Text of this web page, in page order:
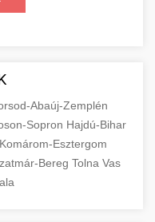
Abaúj-Zemplén
Sopron Hajdú-Bihar
Komárom-Esztergom
Bereg Tolna Vas